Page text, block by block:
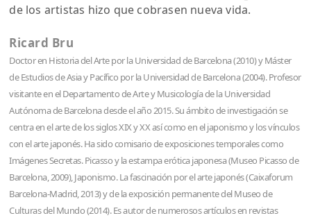
de los artistas hizo que cobrasen nueva vida.
Ricard Bru
Doctor en Historia del Arte por la Universidad de Barcelona (2010) y Máster
de Estudios de Asia y Pacífico por la Universidad de Barcelona (2004). Profesor
visitante en el Departamento de Arte y Musicología de la Universidad
Autónoma de Barcelona desde el año 2015. Su ámbito de investigación se
centra en el arte de los siglos XIX y XX así como en el japonismo y los vínculos
con el arte japonés. Ha sido comisario de exposiciones temporales como
Imágenes Secretas. Picasso y la estampa erótica japonesa (Museo Picasso de
Barcelona, ​​2009), Japonismo. La fascinación por el arte japonés (Caixaforum
Barcelona-Madrid, 2013) y de la exposición permanente del Museo de
Culturas del Mundo (2014). Es autor de numerosos artículos en revistas